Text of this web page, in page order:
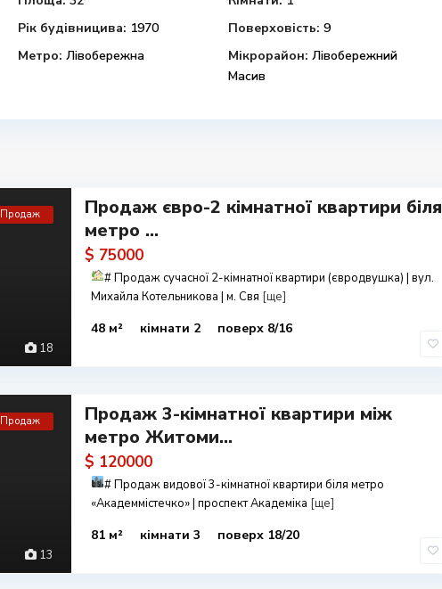
Рік будівницива: 1970 Поверховість: 9
Метро: Лівобережна Мікрорайон: Лівобережний
Масив
18
Продаж
Продаж євро-2 кімнатної квартири біля
метро ...
$ 75000
#Продаж сучасної 2-кімнатної квартири (євродвушка) | вул.
Михайла Котельникова | м. Свя [ще]
48 м² кімнати 2 поверх 8/16
13
Продаж
Продаж 3-кімнатної квартири між
метро Житоми...
$ 120000
#Продаж видової 3-кімнатної квартири біля метро
«Академмістечко» | проспект Академіка [ще]
81 м² кімнати 3 поверх 18/20